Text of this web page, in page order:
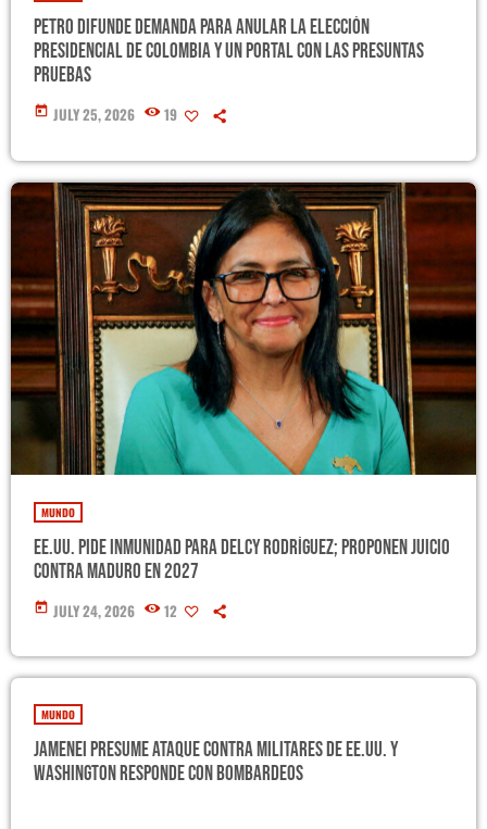
Petro difunde demanda para anular la elección
presidencial de Colombia y un portal con las presuntas
pruebas
today JULY 25, 2026 19
MUNDO
EE.UU. pide inmunidad para Delcy Rodríguez; proponen juicio
contra Maduro en 2027
today JULY 24, 2026 12
MUNDO
Jamenei presume ataque contra militares de EE.UU. y
Washington responde con bombardeos